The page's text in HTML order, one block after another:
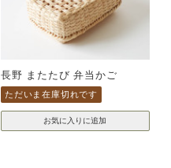
長野 またたび 弁当かご
ただいま在庫切れです